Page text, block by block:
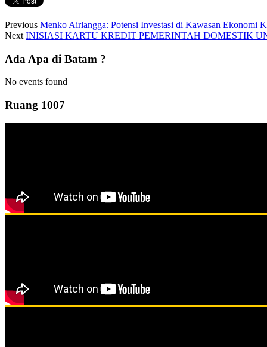
Previous Menko Airlangga: Potensi Investasi di Kawasan Ekonomi
Next INISIASI KARTU KREDIT PEMERINTAH DOMESTIK
Ada Apa di Batam ?
No events found
Ruang 1007